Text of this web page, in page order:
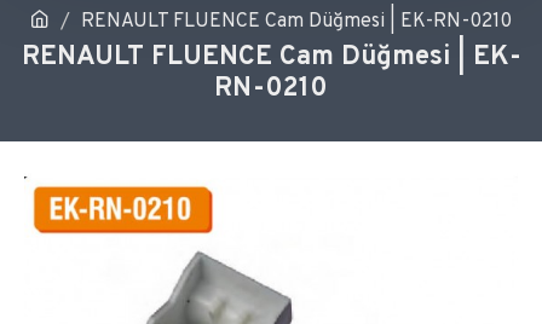
RENAULT FLUENCE Cam Düğmesi | EK-RN-0210
RENAULT FLUENCE Cam Düğmesi | EK-
RN-0210